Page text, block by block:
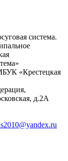
система.
«Крестецкая
д.2А